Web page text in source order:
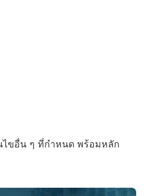
ไขอื่น ๆ ที่กำหนด พร้อมหลัก